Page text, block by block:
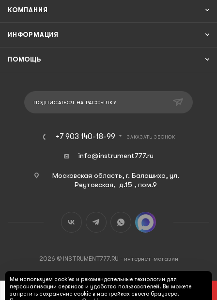
В КОРЗИНУ
КОМПАНИЯ
ИНФОРМАЦИЯ
ПОМОЩЬ
ПОДПИСАТЬСЯ НА РАССЫЛКУ
+7 903 140-18-99 ЗАКАЗАТЬ ЗВОНОК
info@instrument777.ru
Московская область, г. Балашиха, ул.
Реутовская, д.15 , пом.9
2026 © INSTRUMENT777.RU - интернет-магазин
Мы используем cookies и рекомендательные технологии для
персонализации сервисов и удобства пользователей. Вы можете
запретить сохранение cookie в настройках своего браузера.